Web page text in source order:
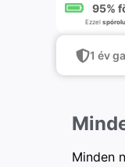
95%
Ezzel
1 év
Minden